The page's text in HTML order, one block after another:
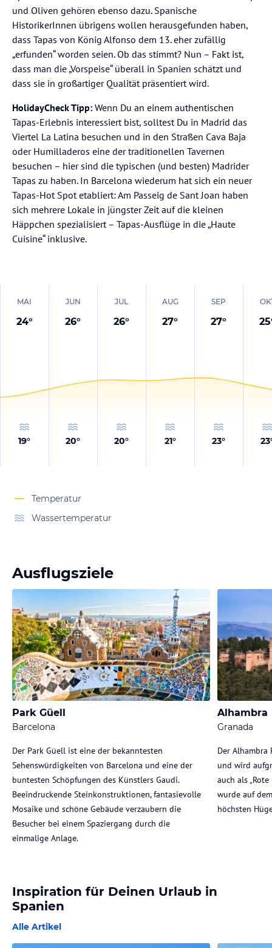
und Oliven gehören ebenso dazu. Spanische
HistorikerInnen übrigens wollen herausgefunden haben,
dass Tapas von König Alfonso dem 13. eher zufällig
„erfunden“ worden seien. Ob das stimmt? Nun – Fakt ist,
dass man die „Vorspeise“ überall in Spanien schätzt und
dass sie in großartiger Qualität präsentiert wird.
HolidayCheck Tipp: Wenn Du an einem authentischen
Tapas-Erlebnis interessiert bist, solltest Du in Madrid das
Viertel La Latina besuchen und in den Straßen Cava Baja
oder Humilladeros eine der traditionellen Tavernen
besuchen – hier sind die typischen (und besten) Madrider
Tapas zu haben. In Barcelona wiederum hat sich ein neuer
Tapas-Hot Spot etabliert: Am Passeig de Sant Joan haben
sich mehrere Lokale in jüngster Zeit auf die kleinen
Häppchen spezialisiert – Tapas-Ausflüge in die „Haute
Cuisine“ inklusive.
MAI
24°
19°
JUN
26°
20°
JUL
26°
20°
AUG
27°
21°
SEP
27°
23°
25
23
Temperatur
Wassertemperatur
Ausflugsziele
Park Güell
Barcelona
Der Park Güell ist eine der bekanntesten
Sehenswürdigkeiten von Barcelona und eine der
buntesten Schöpfungen des Künstlers Gaudi.
Beeindruckende Steinkonstruktionen, fantasievolle
Mosaike und schöne Gebäude verzaubern die
Besucher bei einem Spaziergang durch die
einmalige Anlage.
Alhambra
Granada
Der
und wird
auch als
wurde auf
höchsten
Inspiration für Deinen Urlaub in
Spanien
Alle Artikel